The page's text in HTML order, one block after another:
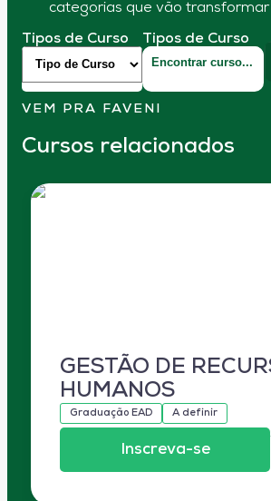
categorias que vão transformar
Tipos de Curso Tipos de Curso
VEM PRA FAVENI
Cursos relacionados
GESTÃO DE
HUMANOS
Graduação EAD A definir
Inscreva-se